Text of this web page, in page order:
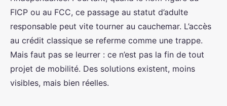
FICP ou au FCC, ce passage au statut d’adulte
responsable peut vite tourner au cauchemar. L’accès
au crédit classique se referme comme une trappe.
Mais faut pas se leurrer : ce n’est pas la fin de tout
projet de mobilité. Des solutions existent, moins
visibles, mais bien réelles.